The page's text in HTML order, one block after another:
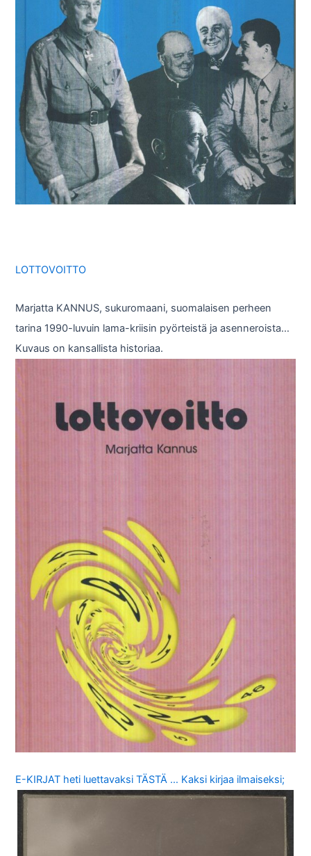
LOTTOVOITTO
Marjatta KANNUS, sukuromaani, suomalaisen perheen
tarina 1990-luvuin lama-kriisin pyörteistä ja asenneroista…
Kuvaus on kansallista historiaa.
E-KIRJAT heti luettavaksi TÄSTÄ … Kaksi kirjaa ilmaiseksi;